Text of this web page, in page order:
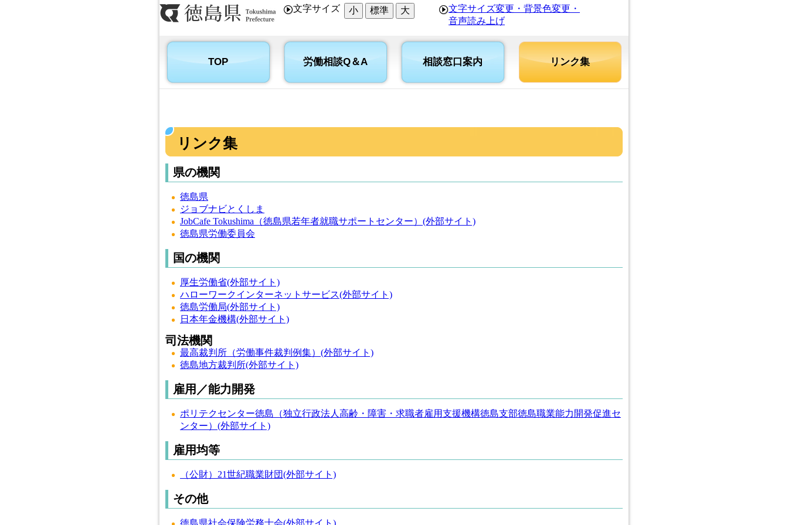
文字サイズ 小 標準 大
文字サイズ変更・背景色変更・
音声読み上げ
TOP 労働相談Q＆A 相談窓口案内 リンク集
リンク集
県の機関
徳島県
ジョブナビとくしま
JobCafe Tokushima（徳島県若年者就職サポートセンター）(外部サイト)
徳島県労働委員会
国の機関
厚生労働省(外部サイト)
ハローワークインターネットサービス(外部サイト)
徳島労働局(外部サイト)
日本年金機構(外部サイト)
司法機関
最高裁判所（労働事件裁判例集）(外部サイト)
徳島地方裁判所(外部サイト)
雇用／能力開発
ポリテクセンター徳島（独立行政法人高齢・障害・求職者雇用支援機構徳島支部徳島職業能力開発促進セ
ンター）(外部サイト)
雇用均等
（公財）21世紀職業財団(外部サイト)
その他
徳島県社会保険労務士会(外部サイト)